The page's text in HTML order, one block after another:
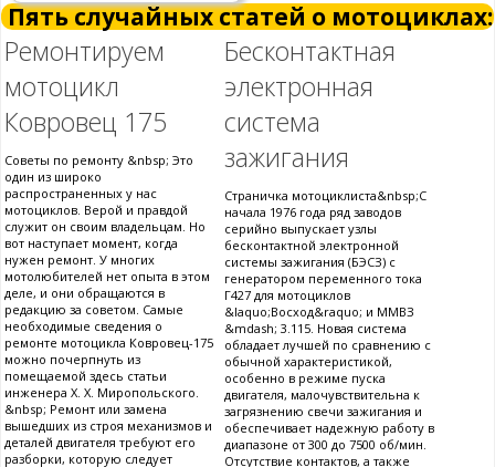
Пять случайных статей о мотоциклах:
Ремонтируем
мотоцикл
Ковровец 175
Советы по ремонту &nbsp; Это
один из широко
распространенных у нас
мотоциклов. Верой и правдой
служит он своим владельцам. Но
вот наступает момент, когда
нужен ремонт. У многих
мотолюбителей нет опыта в этом
деле, и они обращаются в
редакцию за советом. Самые
необходимые сведения о
ремонте мотоцикла Ковровец-175
можно почерпнуть из
помещаемой здесь статьи
инженера X. X. Миропольского.
&nbsp; Ремонт или замена
вышедших из строя механизмов и
деталей двигателя требуют его
разборки, которую следует
Бесконтактная
электронная
система
зажигания
Страничка мотоциклиста&nbsp;С
начала 1976 года ряд заводов
серийно выпускает узлы
бесконтактной электронной
системы зажигания (БЭСЗ) с
генератором переменного тока
Г427 для мотоциклов
&laquo;Восход&raquo; и ММВЗ
&mdash; 3.115. Новая система
обладает лучшей по сравнению с
обычной характеристикой,
особенно в режиме пуска
двигателя, малочувствительна к
загрязнению свечи зажигания и
обеспечивает надежную работу в
диапазоне от 300 до 7500 об/мин.
Отсутствие контактов, а также